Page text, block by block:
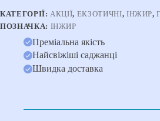
КАТЕГОРІЇ: АКЦІЇ, ЕКЗОТИЧНІ, ІНЖИР,
ПОЗНАЧКА: ІНЖИР
Преміальна якість
Найсвіжіші саджанці
Швидка доставка